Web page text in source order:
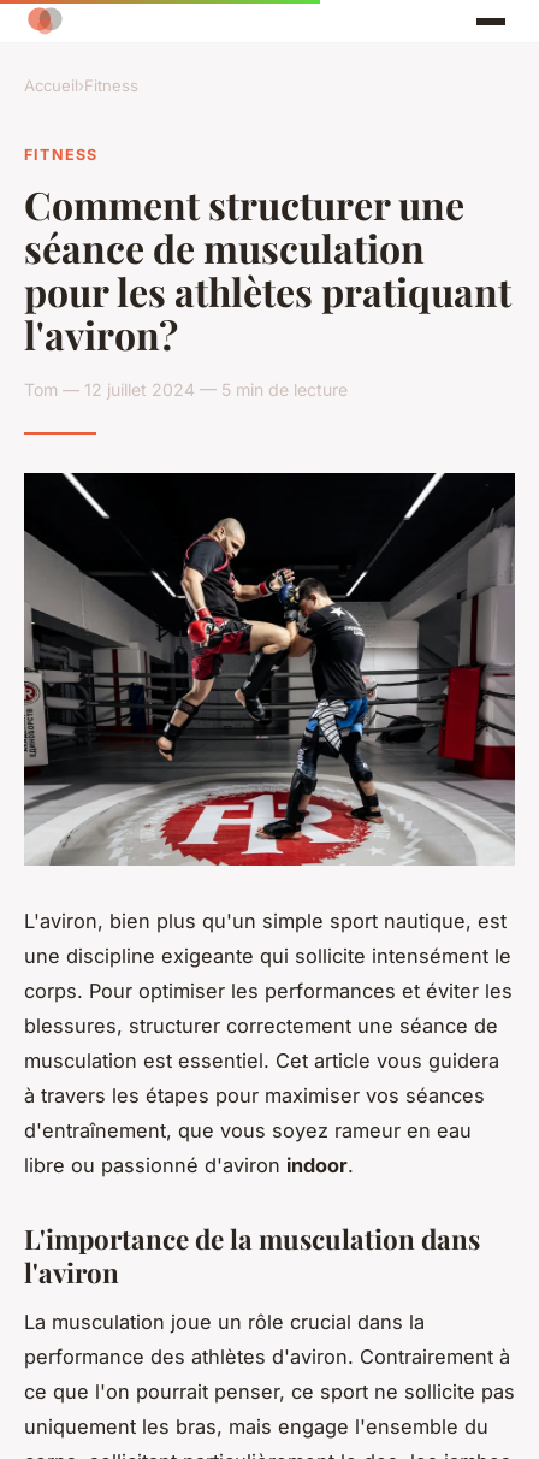
Accueil›Fitness
FITNESS
Comment structurer une
séance de musculation
pour les athlètes pratiquant
l'aviron?
Tom — 12 juillet 2024 — 5 min de lecture
L'aviron, bien plus qu'un simple sport nautique, est
une discipline exigeante qui sollicite intensément le
corps. Pour optimiser les performances et éviter les
blessures, structurer correctement une séance de
musculation est essentiel. Cet article vous guidera
à travers les étapes pour maximiser vos séances
d'entraînement, que vous soyez rameur en eau
libre ou passionné d'aviron indoor.
L'importance de la musculation dans
l'aviron
La musculation joue un rôle crucial dans la
performance des athlètes d'aviron. Contrairement à
ce que l'on pourrait penser, ce sport ne sollicite pas
uniquement les bras, mais engage l'ensemble du